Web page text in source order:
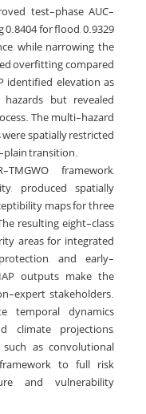
test-phase AUC-
0.8404 for flood, 0.9329
while narrowing the
overfitting compared
identified elevation as
but revealed
The multi-hazard
spatially restricted
transition.
framework,
produced spatially
maps for three
resulting eight-class
areas for integrated
and early-
outputs make the
expert stakeholders.
temporal dynamics
climate projections,
as convolutional
to full risk
and vulnerability